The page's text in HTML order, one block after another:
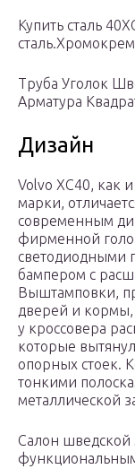
Купить сталь
Труба Уголок
Арматура
Дизайн
Volvo XC40, как
марки,
современным
фирменной
светодиодными
бампером с
Выштамповки,
дверей и кормы,
у кроссовера
которые
опорных стоек.
тонкими
металлической
Салон шведской